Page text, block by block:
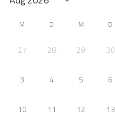
M D M D
27 28 29 30
3 4 5 6
10 11 12 13